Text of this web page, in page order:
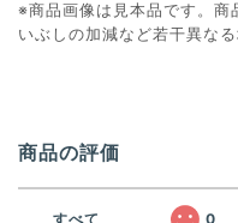
※商品画像は見本品です。商
いぶしの加減など若干異なる
商品の評価
すべて 0